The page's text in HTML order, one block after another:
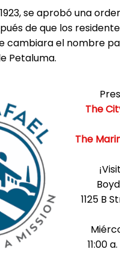
se aprobó una
de que los
cambiara el nombre
Petaluma.
The
The
1125 B
11:00